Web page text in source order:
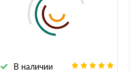
В наличии